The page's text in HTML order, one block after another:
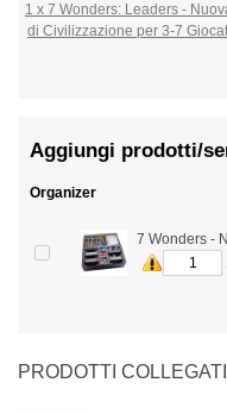
1 x 7 Wonders: Leaders -
di Civilizzazione per 3-7
Aggiungi prodotti/
Organizer
7 Wonders -
PRODOTTI COLLEGATI